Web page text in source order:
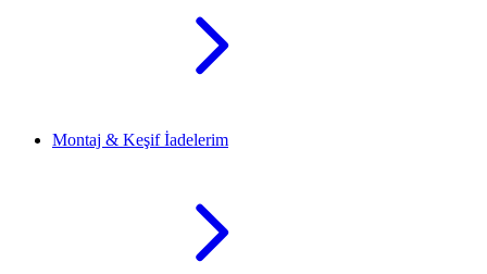
Montaj & Keşif İadelerim